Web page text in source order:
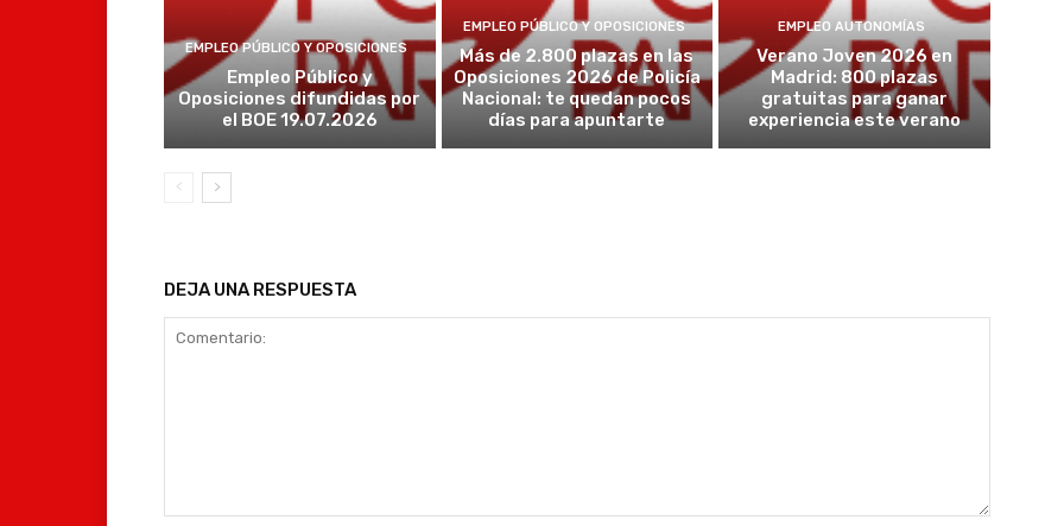
EMPLEO PÚBLICO Y OPOSICIONES
Empleo Público y
Oposiciones difundidas por
el BOE 19.07.2026
EMPLEO PÚBLICO Y OPOSICIONES
Más de 2.800 plazas en las
Oposiciones 2026 de Policía
Nacional: te quedan pocos
días para apuntarte
EMPLEO AUTONOMÍAS
Verano Joven 2026 en
Madrid: 800 plazas
gratuitas para ganar
experiencia este verano
DEJA UNA RESPUESTA